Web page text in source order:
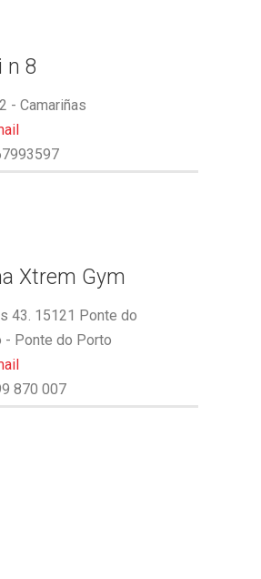
n 8
- Camariñas
Xtrem Gym
43. 15121 Ponte do
- Ponte do Porto
870 007